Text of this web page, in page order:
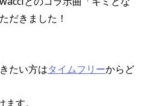
だきました！
たい方はタイムフリーからど
す。